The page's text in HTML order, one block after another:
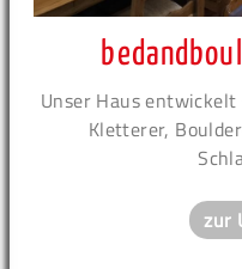
Unser Haus
Kletterer,
zur